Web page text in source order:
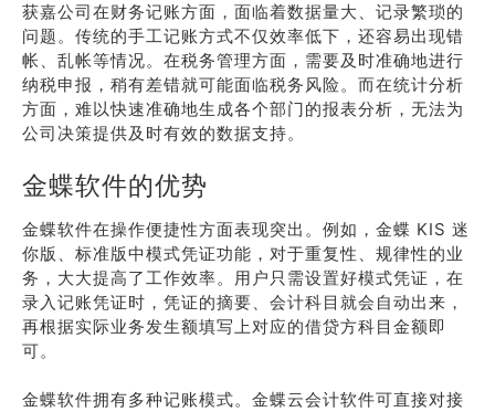
获嘉公司在财务记账方面，面临着数据量大、记录繁琐的
问题。传统的手工记账方式不仅效率低下，还容易出现错
帐、乱帐等情况。在税务管理方面，需要及时准确地进行
纳税申报，稍有差错就可能面临税务风险。而在统计分析
方面，难以快速准确地生成各个部门的报表分析，无法为
公司决策提供及时有效的数据支持。
金蝶软件的优势
金蝶软件在操作便捷性方面表现突出。例如，金蝶 KIS 迷
你版、标准版中模式凭证功能，对于重复性、规律性的业
务，大大提高了工作效率。用户只需设置好模式凭证，在
录入记账凭证时，凭证的摘要、会计科目就会自动出来，
再根据实际业务发生额填写上对应的借贷方科目金额即
可。
金蝶软件拥有多种记账模式。金蝶云会计软件可直接对接